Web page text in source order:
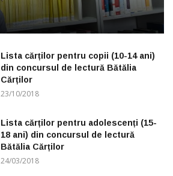
Lista cărților pentru copii (10-14 ani)
din concursul de lectură Bătălia
Cărților
23/10/2018
Lista cărților pentru adolescenți (15-
18 ani) din concursul de lectură
Bătălia Cărților
24/03/2018